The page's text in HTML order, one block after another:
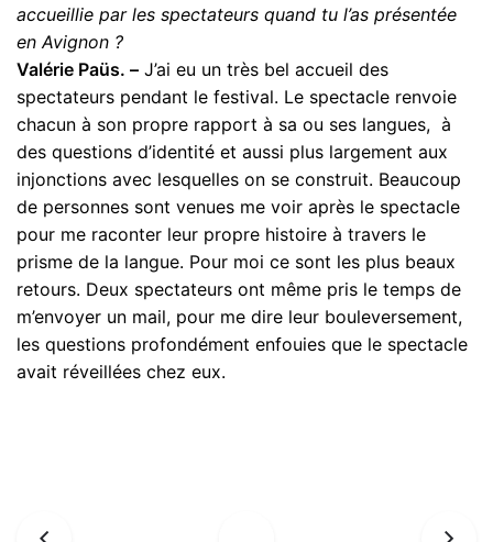
accueillie par les spectateurs quand tu l’as présentée
en Avignon ?
Valérie Paüs. – J’ai eu un très bel accueil des
spectateurs pendant le festival. Le spectacle renvoie
chacun à son propre rapport à sa ou ses langues, à
des questions d’identité et aussi plus largement aux
injonctions avec lesquelles on se construit. Beaucoup
de personnes sont venues me voir après le spectacle
pour me raconter leur propre histoire à travers le
prisme de la langue. Pour moi ce sont les plus beaux
retours. Deux spectateurs ont même pris le temps de
m’envoyer un mail, pour me dire leur bouleversement,
les questions profondément enfouies que le spectacle
avait réveillées chez eux.